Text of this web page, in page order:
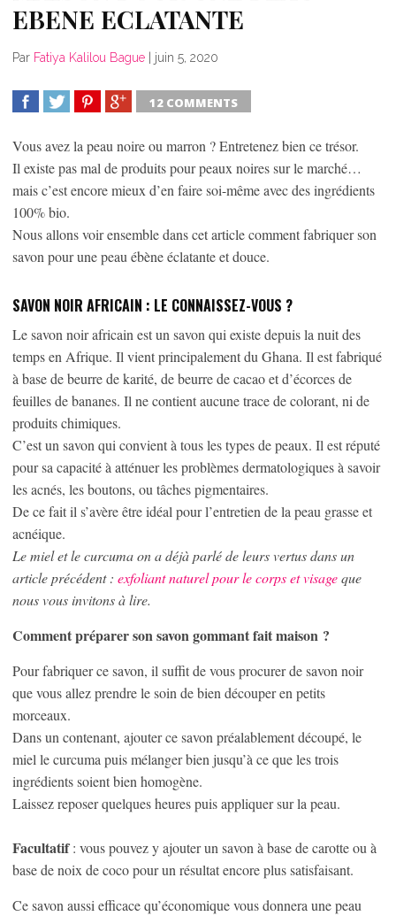
EBENE ECLATANTE
Par Fatiya Kalilou Bague | juin 5, 2020
12 COMMENTS
Vous avez la peau noire ou marron ? Entretenez bien ce trésor.
Il existe pas mal de produits pour peaux noires sur le marché…
mais c’est encore mieux d’en faire soi-même avec des ingrédients
100% bio.
Nous allons voir ensemble dans cet article comment fabriquer son
savon pour une peau ébène éclatante et douce.
SAVON NOIR AFRICAIN : LE CONNAISSEZ-VOUS ?
Le savon noir africain est un savon qui existe depuis la nuit des
temps en Afrique. Il vient principalement du Ghana. Il est fabriqué
à base de beurre de karité, de beurre de cacao et d’écorces de
feuilles de bananes. Il ne contient aucune trace de colorant, ni de
produits chimiques.
C’est un savon qui convient à tous les types de peaux. Il est réputé
pour sa capacité à atténuer les problèmes dermatologiques à savoir
les acnés, les boutons, ou tâches pigmentaires.
De ce fait il s’avère être idéal pour l’entretien de la peau grasse et
acnéique.
Le miel et le curcuma on a déjà parlé de leurs vertus dans un
article précédent : exfoliant naturel pour le corps et visageque
nous vous invitons à lire.
Comment préparer son savon gommant fait maison ?
Pour fabriquer ce savon, il suffit de vous procurer de savon noir
que vous allez prendre le soin de bien découper en petits
morceaux.
Dans un contenant, ajouter ce savon préalablement découpé, le
miel le curcuma puis mélanger bien jusqu’à ce que les trois
ingrédients soient bien homogène.
Laissez reposer quelques heures puis appliquer sur la peau.
Facultatif: vous pouvez y ajouter un savon à base de carotte ou à
base de noix de coco pour un résultat encore plus satisfaisant.
Ce savon aussi efficace qu’économique vous donnera une peau